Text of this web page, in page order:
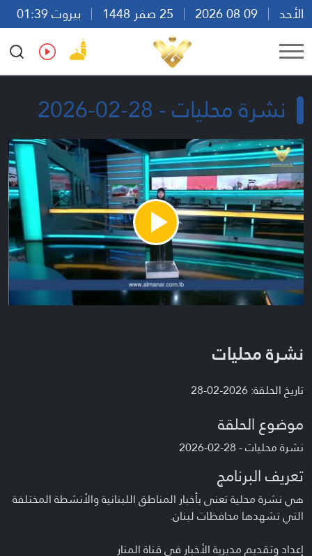
الأحد
بيروت 01:39
Ar
En Fr Es
نشرة محليات - 28-02-2026
Play
Video
نشرة محليات
تاريخ الحلقة: 2026-02-28
موضوع الحلقة
نشرة محليات - 28-02-2026
تعريف البرنامج
هي نشرة محلية تعنى بأخبار المناطق اللبنانية والأنشطة المختلفة
التي تشهدها محافظات لبنان.
إعداد وتقديم مديرية الأخبار في قناة المنار